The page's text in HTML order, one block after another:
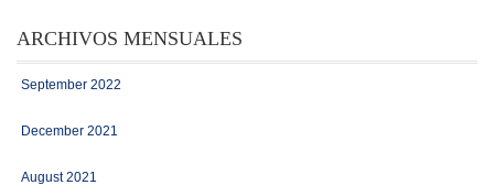
ARCHIVOS MENSUALES
September 2022
December 2021
August 2021